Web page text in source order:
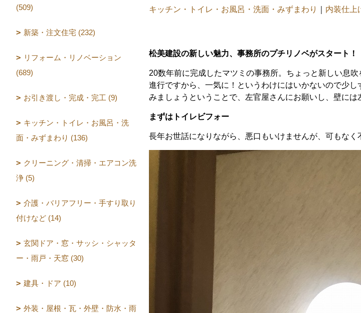
キッチン・トイレ・お風呂・洗面・みずまわり
内装仕上
松美建設の新しい魅力、事務所のプチリノベがスタート！
20数年前に完成したマツミの事務所。ちょっと新しい息
進行ですから、一気に！というわけにはいかないので少
みましょうということで、左官屋さんにお願いし、壁には
まずはトイレビフォー
長年お世話になりながら、悪口もいけませんが、可もな
(509)
新築・注文住宅 (232)
リフォーム・リノベーション
(689)
お引き渡し・完成・完工 (9)
キッチン・トイレ・お風呂・洗
面・みずまわり (136)
クリーニング・清掃・エアコン洗
浄 (5)
介護・バリアフリー・手すり取り
付けなど (14)
玄関ドア・窓・サッシ・シャッタ
ー・雨戸・天窓 (30)
建具・ドア (10)
外装・屋根・瓦・外壁・防水・雨